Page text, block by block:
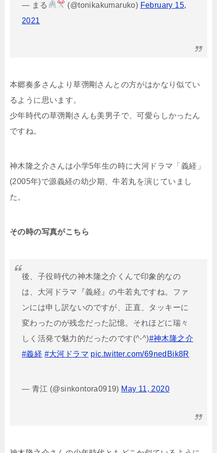
— まる (@tonikakumaruko) February 15,
2021
本郷奏多さんより草彅剛さんとの方がはかなり似てい
るように思います。
少年時代の草彅剛さんも美男子で、可愛らしかったん
ですね。
神木隆之介さんは小学5年生の時に大河ドラマ「義経」
(2005年)で源義経の幼少期、牛若丸を演じていまし
た。
その時の写真がこちら
後、子役時代の神木隆之介くんで印象的なの
は、大河ドラマ『義経』の牛若丸ですね。ファ
ンには申し訳ないのですが、正直、タッキーに
変わったのが残念だった記憶。それほどに瑞々
しく活発で魅力的だったのです(^-^)#神木隆之介
#義経 #大河ドラマ pic.twitter.com/69nedBik8R
— 青江 (@sinkontora0919) May 11, 2020